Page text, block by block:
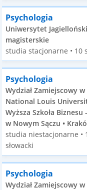
Psychologia
Uniwersytet
magisterskie
studia stacjonarne • 10
Psychologia
Wydział Zamiejscowy
National Louis
Wyższa Szkoła
w Nowym Sączu •
studia niestacjonarne •
słowacki
Psychologia
Wydział Zamiejscowy